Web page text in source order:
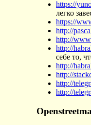
https://
легко
https://
http://
http://
http://
себе то,
http://
http://
http://
http://